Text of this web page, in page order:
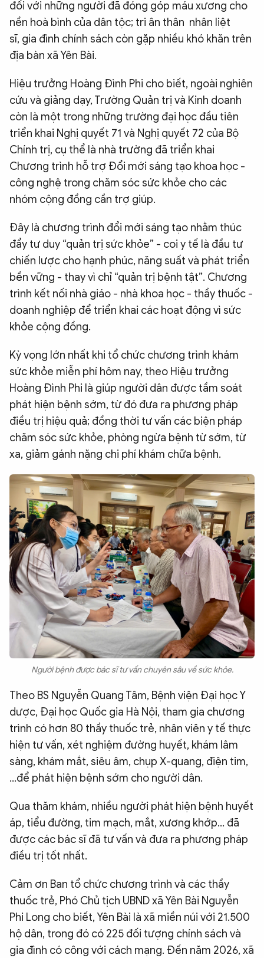
đối với những người đã đóng góp máu xương cho
nền hoà bình của dân tộc; tri ân thân nhân liệt
sĩ, gia đình chính sách còn gặp nhiều khó khăn trên
địa bàn xã Yên Bài.
Hiệu trưởng Hoàng Đình Phi cho biết, ngoài nghiên
cứu và giảng dạy, Trường Quản trị và Kinh doanh
còn là một trong những trường đại học đầu tiên
triển khai Nghị quyết 71 và Nghị quyết 72 của Bộ
Chính trị, cụ thể là nhà trường đã triển khai
Chương trình hỗ trợ Đổi mới sáng tạo khoa học -
công nghệ trong chăm sóc sức khỏe cho các
nhóm cộng đồng cần trợ giúp.
Đây là chương trình đổi mới sáng tạo nhằm thúc
đẩy tư duy “quản trị sức khỏe” - coi y tế là đầu tư
chiến lược cho hạnh phúc, năng suất và phát triển
bền vững - thay vì chỉ “quản trị bệnh tật”. Chương
trình kết nối nhà giáo - nhà khoa học - thầy thuốc -
doanh nghiệp để triển khai các hoạt động vì sức
khỏe cộng đồng.
Kỳ vọng lớn nhất khi tổ chức chương trình khám
sức khỏe miễn phí hôm nay, theo Hiệu trưởng
Hoàng Đình Phi là giúp người dân được tầm soát
phát hiện bệnh sớm, từ đó đưa ra phương pháp
điều trị hiệu quả; đồng thời tư vấn các biện pháp
chăm sóc sức khỏe, phòng ngừa bệnh từ sớm, từ
xa, giảm gánh nặng chi phí khám chữa bệnh.
Người bệnh được bác sĩ tư vấn chuyên sâu về sức khỏe.
Theo BS Nguyễn Quang Tâm, Bệnh viện Đại học Y
dược, Đại học Quốc gia Hà Nội, tham gia chương
trình có hơn 80 thầy thuốc trẻ, nhân viên y tế thực
hiện tư vấn, xét nghiệm đường huyết, khám lâm
sàng, khám mắt, siêu âm, chụp X-quang, điện tim,
…để phát hiện bệnh sớm cho người dân.
Qua thăm khám, nhiều người phát hiện bệnh huyết
áp, tiểu đường, tim mạch, mắt, xương khớp… đã
được các bác sĩ đã tư vấn và đưa ra phương pháp
điều trị tốt nhất.
Cảm ơn Ban tổ chức chương trình và các thầy
thuốc trẻ, Phó Chủ tịch UBND xã Yên Bài Nguyễn
Phi Long cho biết, Yên Bài là xã miền núi với 21.500
hộ dân, trong đó có 225 đối tượng chính sách và
gia đình có công với cách mạng. Đến năm 2026, xã